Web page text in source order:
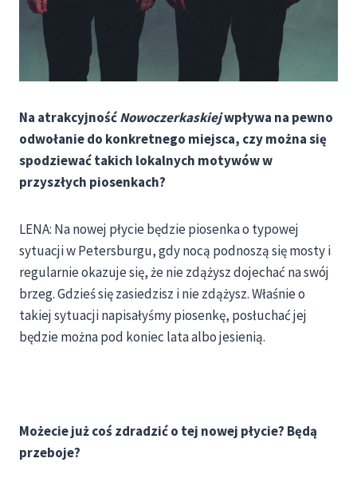
Na atrakcyjnośćNowoczerkaskiejwpływa na pewno
odwołanie do konkretnego miejsca, czy można się
spodziewać takich lokalnych motywów w
przyszłych piosenkach?
LENA: Na nowej płycie będzie piosenka o typowej
sytuacji w Petersburgu, gdy nocą podnoszą się mosty i
regularnie okazuje się, że nie zdążysz dojechać na swój
brzeg. Gdzieś się zasiedzisz i nie zdążysz. Właśnie o
takiej sytuacji napisałyśmy piosenkę, posłuchać jej
będzie można pod koniec lata albo jesienią.
Możecie już coś zdradzić o tej nowej płycie? Będą
przeboje?